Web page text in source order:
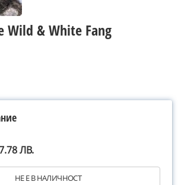
Wild & White Fang
ЛВ.
НЕ Е В НАЛИЧНОСТ